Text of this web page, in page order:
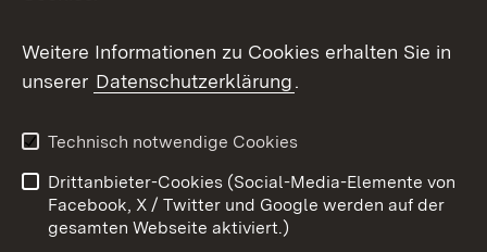
Kontakt
Datenschutz
Barrierefreiheit
Impressum Cookies
Weitere Informationen zu Cookies erhalten Sie in
unserer Datenschutzerklärung.
Technisch notwendige Cookies
Drittanbieter-Cookies (Social-Media-Elemente von
Facebook, X / Twitter und Google werden auf der
gesamten Webseite aktiviert.)